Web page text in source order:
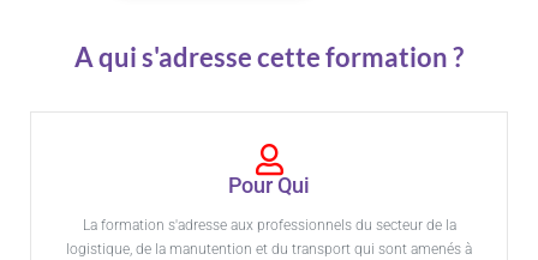
A qui s'adresse cette formation ?
Pour Qui
La formation s'adresse aux professionnels du secteur de la
logistique, de la manutention et du transport qui sont amenés à